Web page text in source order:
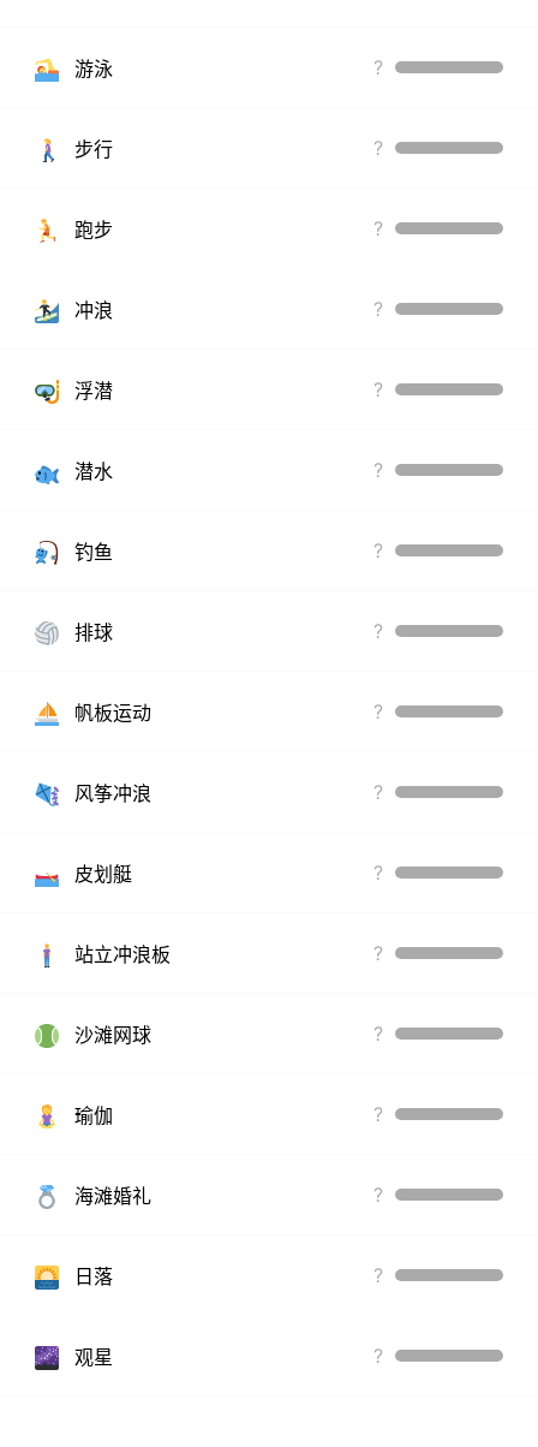
游泳 ?
步行 ?
跑步 ?
冲浪 ?
浮潜 ?
潜水 ?
钓鱼 ?
排球 ?
帆板运动 ?
风筝冲浪 ?
皮划艇 ?
站立冲浪板 ?
沙滩网球 ?
瑜伽 ?
海滩婚礼 ?
日落 ?
观星 ?